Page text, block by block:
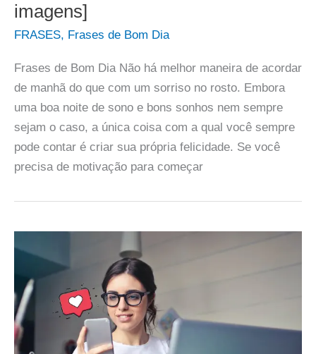
imagens]
FRASES, Frases de Bom Dia
Frases de Bom Dia Não há melhor maneira de acordar
de manhã do que com um sorriso no rosto. Embora
uma boa noite de sono e bons sonhos nem sempre
sejam o caso, a única coisa com a qual você sempre
pode contar é criar sua própria felicidade. Se você
precisa de motivação para começar